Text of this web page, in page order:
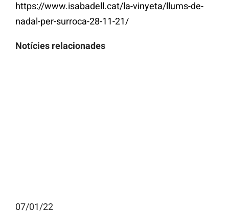
https://www.isabadell.cat/la-vinyeta/llums-de-
nadal-per-surroca-28-11-21/
Notícies relacionades
07/01/22